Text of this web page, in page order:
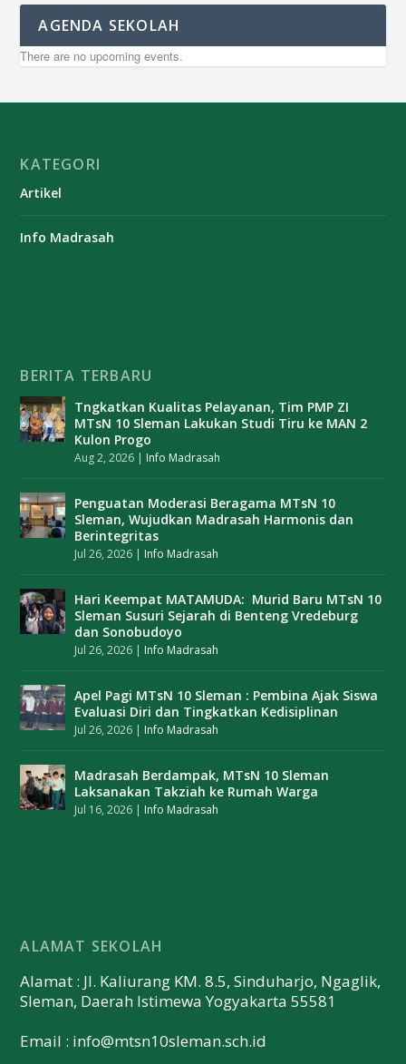
AGENDA SEKOLAH
There are no upcoming events.
KATEGORI
Artikel
Info Madrasah
BERITA TERBARU
Tngkatkan Kualitas Pelayanan, Tim PMP ZI
MTsN 10 Sleman Lakukan Studi Tiru ke MAN 2
Kulon Progo
Aug 2, 2026 | Info Madrasah
Penguatan Moderasi Beragama MTsN 10
Sleman, Wujudkan Madrasah Harmonis dan
Berintegritas
Jul 26, 2026 | Info Madrasah
Hari Keempat MATAMUDA: Murid Baru MTsN 10
Sleman Susuri Sejarah di Benteng Vredeburg
dan Sonobudoyo
Jul 26, 2026 | Info Madrasah
Apel Pagi MTsN 10 Sleman : Pembina Ajak Siswa
Evaluasi Diri dan Tingkatkan Kedisiplinan
Jul 26, 2026 | Info Madrasah
Madrasah Berdampak, MTsN 10 Sleman
Laksanakan Takziah ke Rumah Warga
Jul 16, 2026 | Info Madrasah
ALAMAT SEKOLAH
Alamat : Jl. Kaliurang KM. 8.5, Sinduharjo, Ngaglik,
Sleman, Daerah Istimewa Yogyakarta 55581
Email : info@mtsn10sleman.sch.id